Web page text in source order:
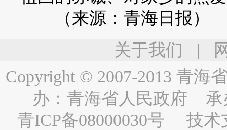
（来源：青海日报）
关于我们 |
Copyright © 2007-2013 青海
办： 青海省人民政府 承
青ICP备08000030号 技术